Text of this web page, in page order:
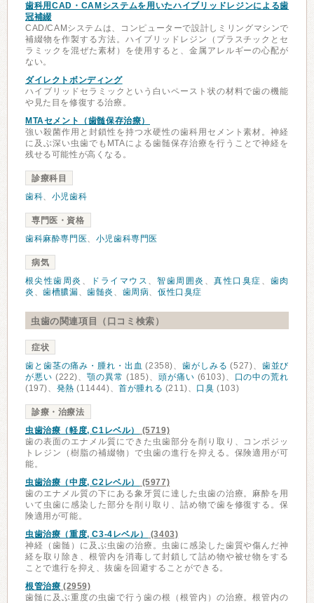
歯科用CAD・CAMシステムを用いたハイブリッドレジンによる歯
冠補綴
CAD/CAMシステムは、コンピューターで設計しミリングマシンで
補綴物を作製する方法。ハイブリッドレジン（プラスチックとセ
ラミックを混ぜた素材）を使用すると、金属アレルギーの心配が
ない。
ダイレクトボンディング
ハイブリッドセラミックという白いペースト状の材料で歯の機能
や見た目を修復する治療。
MTAセメント（歯髄保存治療）
強い殺菌作用と封鎖性を持つ水硬性の歯科用セメント素材。神経
に及ぶ深い虫歯でもMTAによる歯髄保存治療を行うことで神経を
残せる可能性が高くなる。
診療科目
歯科、 小児歯科
専門医・資格
歯科麻酔専門医、 小児歯科専門医
病気
根尖性歯周炎 、 ドライマウス 、智歯周囲炎 、真性口臭症 、 歯肉
炎 、歯槽膿漏、歯髄炎 、 歯周病、仮性口臭症
虫歯の関連項目（口コミ検索）
症状
歯と歯茎の痛み・腫れ・出血 (2358)、歯がしみる (527)、 歯並び
が悪い (222)、顎の異常 (185)、 頭が痛い (6103)、
口の中の荒れ
(197)、 発熱 (11444)、首が腫れる (211)、 口臭 (103)
診療・治療法
虫歯治療（軽度, C1レベル）
(5719)
歯の表面のエナメル質にできた虫歯部分を削り取り、コンポジッ
トレジン（樹脂の補綴物）で虫歯の進行を抑える。保険適用が可
能。
虫歯治療（中度, C2レベル）
(5977)
歯のエナメル質の下にある象牙質に達した虫歯の治療。麻酔を用
いて虫歯に感染した部分を削り取り、詰め物で歯を修復する。保
険適用が可能。
虫歯治療（重度, C3-4レベル）
(3403)
神経（歯髄）に及ぶ虫歯の治療。虫歯に感染した歯質や傷んだ神
経を取り除き、根管内を消毒して封鎖して詰め物や被せ物をする
ことで進行を抑え、抜歯を回避することができる。
根管治療 (2959)
歯髄に及ぶ重度の虫歯で行う歯の根（根管内）の治療。根管内の